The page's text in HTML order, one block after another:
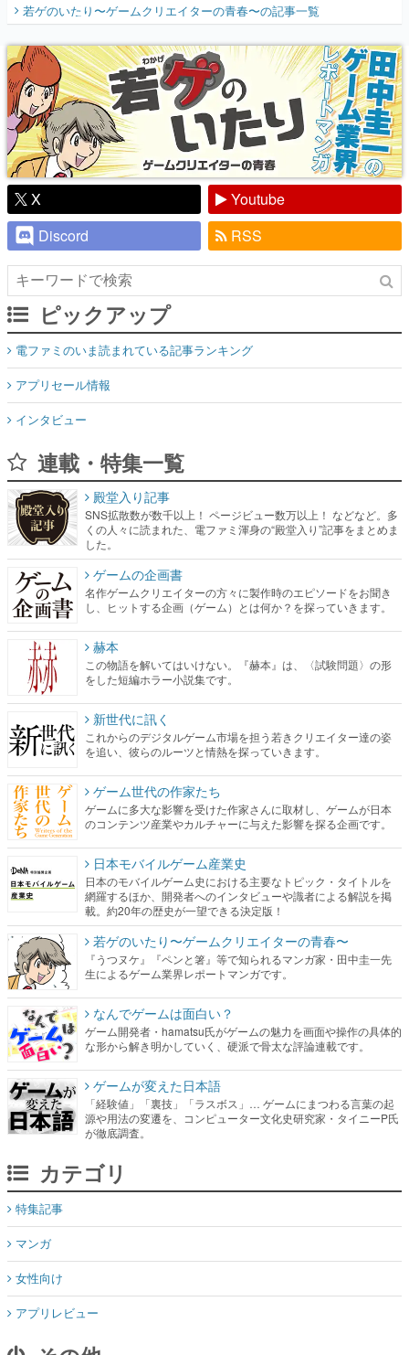
『少年ジャンプ』色だった【若ゲのいた
り】
若ゲのいたり〜ゲームクリエイターの青春〜の記事一覧
X
Youtube
Discord
RSS
ピックアップ
電ファミのいま読まれている記事ランキング
アプリセール情報
インタビュー
連載・特集一覧
殿堂入り記事
SNS拡散数が数千以上！ ページビュー数万以上！ などなど。多
くの人々に読まれた、電ファミ渾身の“殿堂入り”記事をまとめま
した。
ゲームの企画書
名作ゲームクリエイターの方々に製作時のエピソードをお聞き
し、ヒットする企画（ゲーム）とは何か？を探っていきます。
赫本
この物語を解いてはいけない。『赫本』は、〈試験問題〉の形
をした短編ホラー小説集です。
新世代に訊く
これからのデジタルゲーム市場を担う若きクリエイター達の姿
を追い、彼らのルーツと情熱を探っていきます。
ゲーム世代の作家たち
ゲームに多大な影響を受けた作家さんに取材し、ゲームが日本
のコンテンツ産業やカルチャーに与えた影響を探る企画です。
日本モバイルゲーム産業史
日本のモバイルゲーム史における主要なトピック・タイトルを
網羅するほか、開発者へのインタビューや識者による解説を掲
載。約20年の歴史が一望できる決定版！
若ゲのいたり〜ゲームクリエイターの青春〜
『うつヌケ』『ペンと箸』等で知られるマンガ家・田中圭一先
生によるゲーム業界レポートマンガです。
なんでゲームは面白い？
ゲーム開発者・hamatsu氏がゲームの魅力を画面や操作の具体的
な形から解き明かしていく、硬派で骨太な評論連載です。
ゲームが変えた日本語
「経験値」「裏技」「ラスボス」… ゲームにまつわる言葉の起
源や用法の変遷を、コンピューター文化史研究家・タイニーP氏
が徹底調査。
カテゴリ
特集記事
マンガ
女性向け
アプリレビュー